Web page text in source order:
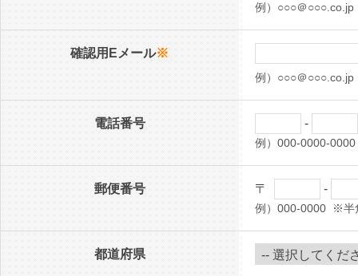
例）○○○＠
確認用Eメール※
例）○○○＠
電話番号 -
例）000-0000-
郵便番号 〒 -
例）000-0000 ※半
都道府県